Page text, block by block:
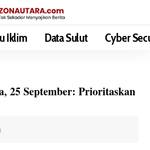
Iklim Data Sulut Cyber
25 September: Prioritaskan